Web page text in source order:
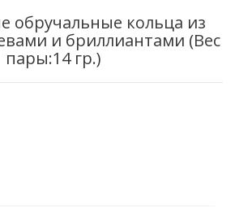
обручальные кольца из
и бриллиантами (Вес
пары:14 гр.)